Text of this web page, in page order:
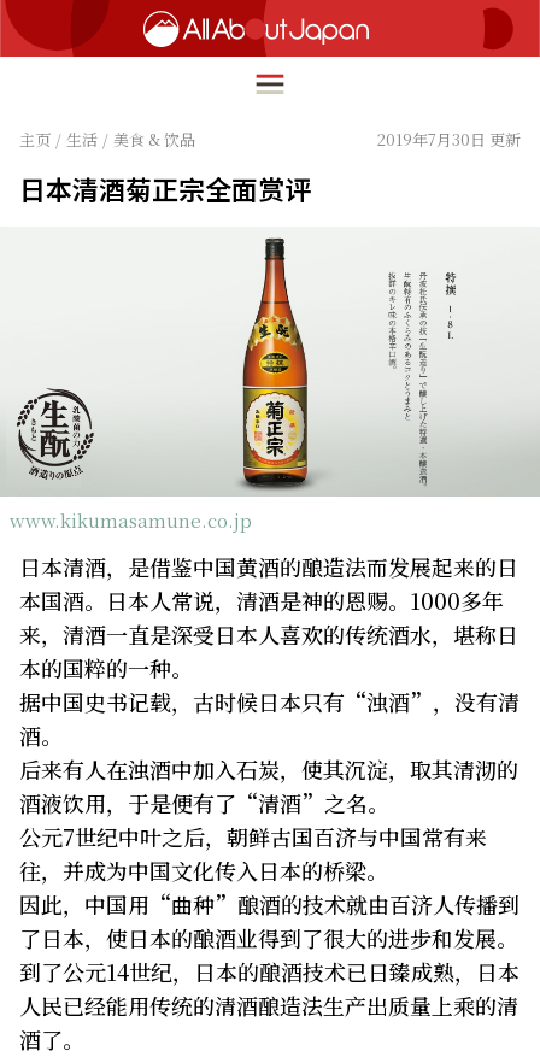
繁體中文
ภาษาไทย
한국어
日本語
热点
生活
关于我们 网站政策
主页 / 生活 / 美食 & 饮品 2019年7月30日 更新
日本清酒菊正宗全面赏评
www.kikumasamune.co.jp
日本清酒，是借鉴中国黄酒的酿造法而发展起来的日
本国酒。日本人常说，清酒是神的恩赐。1000多年
来，清酒一直是深受日本人喜欢的传统酒水，堪称日
本的国粹的一种。
据中国史书记载，古时候日本只有“浊酒”，没有清
酒。
后来有人在浊酒中加入石炭，使其沉淀，取其清沏的
酒液饮用，于是便有了“清酒”之名。
公元7世纪中叶之后，朝鲜古国百济与中国常有来
往，并成为中国文化传入日本的桥梁。
因此，中国用“曲种”酿酒的技术就由百济人传播到
了日本，使日本的酿酒业得到了很大的进步和发展。
到了公元14世纪，日本的酿酒技术已日臻成熟，日本
人民已经能用传统的清酒酿造法生产出质量上乘的清
酒了。